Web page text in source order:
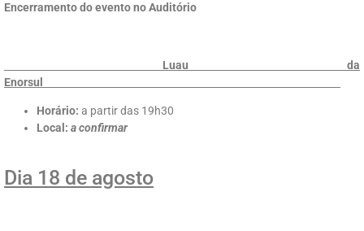
Encerramento do evento no Auditório
Luau da
Enorsul
Horário: a partir das 19h30
Local: a confirmar
Dia 18 de agosto